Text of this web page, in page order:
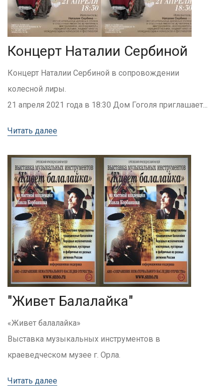
Концерт Наталии Сербиной
Концерт Наталии Сербиной в сопровождении
колесной лиры.
21 апреля 2021 года в 18:30 Дом Гоголя приглашает...
Читать далее
"Живет Балалайка"
«Живет балалайка»
Выставка музыкальных инструментов в
краеведческом музее г. Орла.
Читать далее